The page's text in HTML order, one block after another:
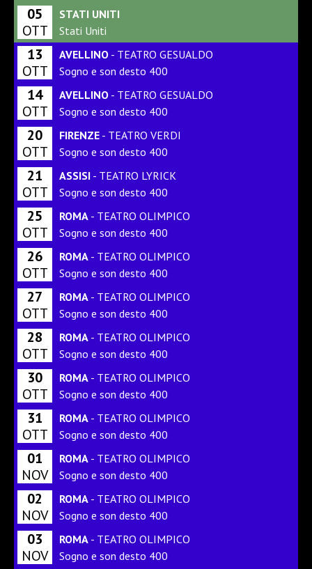
05
OTT
STATI UNITI
Stati Uniti
13
OTT
AVELLINO - TEATRO GESUALDO
Sogno e son desto 400
14
OTT
AVELLINO - TEATRO GESUALDO
Sogno e son desto 400
20
OTT
FIRENZE - TEATRO VERDI
Sogno e son desto 400
21
OTT
ASSISI - TEATRO LYRICK
Sogno e son desto 400
25
OTT
ROMA - TEATRO OLIMPICO
Sogno e son desto 400
26
OTT
ROMA - TEATRO OLIMPICO
Sogno e son desto 400
27
OTT
ROMA - TEATRO OLIMPICO
Sogno e son desto 400
28
OTT
ROMA - TEATRO OLIMPICO
Sogno e son desto 400
30
OTT
ROMA - TEATRO OLIMPICO
Sogno e son desto 400
31
OTT
ROMA - TEATRO OLIMPICO
Sogno e son desto 400
01
NOV
ROMA - TEATRO OLIMPICO
Sogno e son desto 400
02
NOV
ROMA - TEATRO OLIMPICO
Sogno e son desto 400
03
NOV
ROMA - TEATRO OLIMPICO
Sogno e son desto 400